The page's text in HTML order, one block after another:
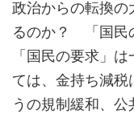
政治からの転換の
るのか？ 「国民
「国民の要求」
ては、金持ち減税
うの規制緩和、